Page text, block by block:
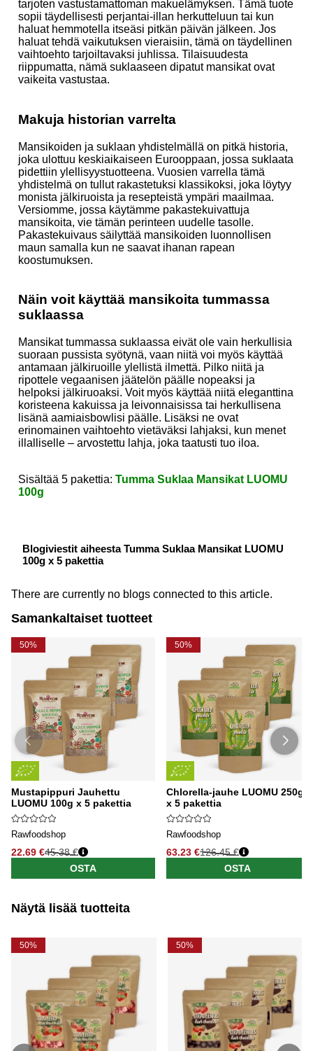
tarjoten vastustamattoman makuelämyksen. Tämä tuote
sopii täydellisesti perjantai-illan herkutteluun tai kun
haluat hemmotella itseäsi pitkän päivän jälkeen. Jos
haluat tehdä vaikutuksen vieraisiin, tämä on täydellinen
vaihtoehto tarjoiltavaksi juhlissa. Tilaisuudesta
riippumatta, nämä suklaaseen dipatut mansikat ovat
vaikeita vastustaa.
Makuja historian varrelta
Mansikoiden ja suklaan yhdistelmällä on pitkä historia,
joka ulottuu keskiaikaiseen Eurooppaan, jossa suklaata
pidettiin ylellisyystuotteena. Vuosien varrella tämä
yhdistelmä on tullut rakastetuksi klassikoksi, joka löytyy
monista jälkiruoista ja resepteistä ympäri maailmaa.
Versiomme, jossa käytämme pakastekuivattuja
mansikoita, vie tämän perinteen uudelle tasolle.
Pakastekuivaus säilyttää mansikoiden luonnollisen
maun samalla kun ne saavat ihanan rapean
koostumuksen.
Näin voit käyttää mansikoita tummassa
suklaassa
Mansikat tummassa suklaassa eivät ole vain herkullisia
suoraan pussista syötynä, vaan niitä voi myös käyttää
antamaan jälkiruoille ylellistä ilmettä. Pilko niitä ja
ripottele vegaanisen jäätelön päälle nopeaksi ja
helpoksi jälkiruoaksi. Voit myös käyttää niitä eleganttina
koristeena kakuissa ja leivonnaisissa tai herkullisena
lisänä aamiaisbowlisi päälle. Lisäksi ne ovat
erinomainen vaihtoehto vietäväksi lahjaksi, kun menet
illalliselle – arvostettu lahja, joka taatusti tuo iloa.
Sisältää 5 pakettia: Tumma Suklaa Mansikat LUOMU
100g
Blogiviestit aiheesta Tumma Suklaa Mansikat LUOMU
100g x 5 pakettia
There are currently no blogs connected to this article.
Samankaltaiset tuotteet
50%
Mustapippuri Jauhettu
LUOMU 100g x 5 pakettia
Rawfoodshop
22.69 €45.38 €
OSTA
50%
Chlorella-jauhe LUOMU 250g
x 5 pakettia
Rawfoodshop
63.23 €126.45 €
OSTA
Näytä lisää tuotteita
50% 50%